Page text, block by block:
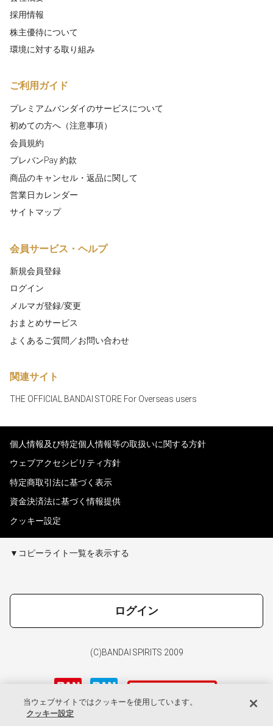
採用情報
株主優待について
環境に対する取り組み
ご利用ガイド
プレミアムバンダイのサービスについて
初めての方へ（注意事項）
会員規約
プレバンPay 約款
商品のキャンセル・返品に関して
営業日カレンダー
サイトマップ
会員サービス・ヘルプ
新規会員登録
ログイン
メルマガ登録/変更
おまとめサービス
よくあるご質問／お問い合わせ
関連サイト
THE OFFICIAL BANDAI STORE For Overseas users
個人情報及び特定個人情報等の取扱いに関する方針
ウェブアクセシビリティ方針
特定商取引法に基づく表示
資金決済法に基づく情報提供
クッキー設定
▼コピーライト一覧を表示する
ログイン
(C)BANDAI SPIRITS 2009
当ウェブサイトではクッキーを使用しています。
クッキー設定